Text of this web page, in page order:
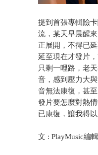
提到首張專輯險
流，某天早晨醒
正展開，不得已
延至現在才發片
只剩一哩路，老
音，感到壓力大
音無法康復，甚
發片要怎麼對熱
已康復，讓我得
文 :